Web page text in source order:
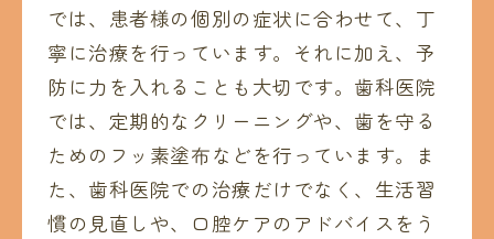
では、患者様の個別の症状に合わせて、丁
寧に治療を行っています。それに加え、予
防に力を入れることも大切です。歯科医院
では、定期的なクリーニングや、歯を守る
ためのフッ素塗布などを行っています。ま
た、歯科医院での治療だけでなく、生活習
慣の見直しや、口腔ケアのアドバイスをう